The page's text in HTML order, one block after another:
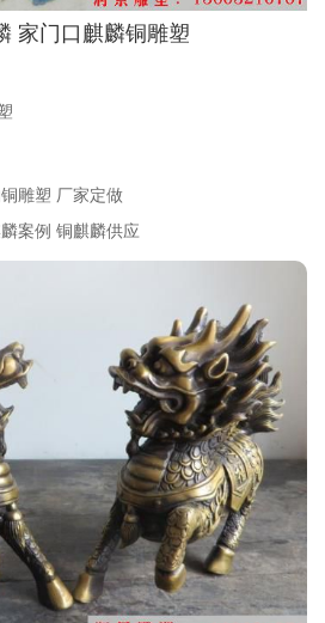
家门口麒麟铜雕塑
雕塑 厂家定做
案例 铜麒麟供应